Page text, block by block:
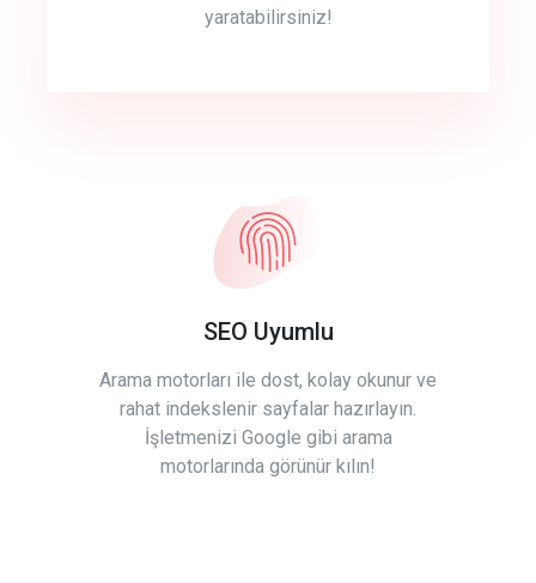
yaratabilirsiniz!
SEO Uyumlu
Arama motorları ile dost, kolay okunur ve
rahat indekslenir sayfalar hazırlayın.
İşletmenizi Google gibi arama
motorlarında görünür kılın!